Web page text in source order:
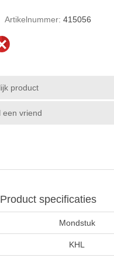
Artikelnummer: 415056
Product specificaties
Mondstuk
KHL